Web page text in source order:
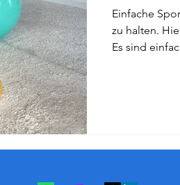
Einfache
zu halten.
Es sind